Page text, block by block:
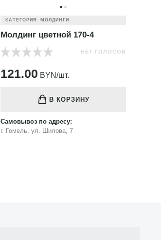
КАТЕГОРИЯ: МОЛДИНГИ
Молдинг цветной 170-4
НЕТ ГОЛОСОВ
121.00 BYN/шт.
В КОРЗИНУ
Самовывоз по адресу:
г. Гомель, ул. Шилова, 7